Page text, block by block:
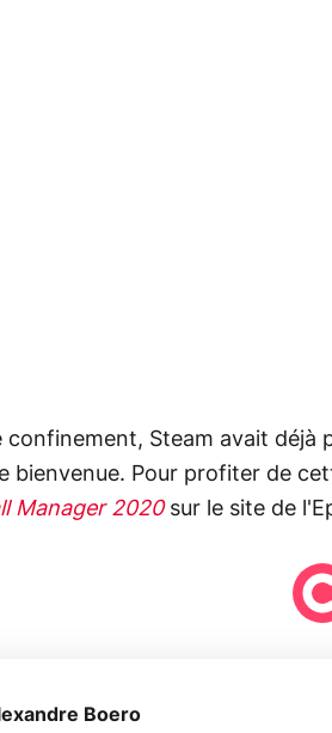
confinement, Steam avait déjà
bienvenue. Pour profiter de
Manager 2020sur le site de
Boero